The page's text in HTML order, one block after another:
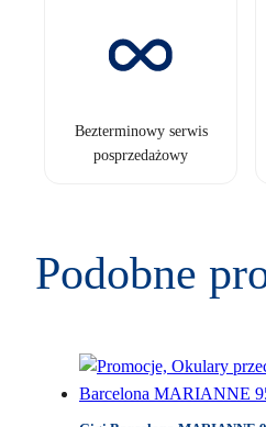
Bezterminowy serwis
posprzedażowy
Podobne